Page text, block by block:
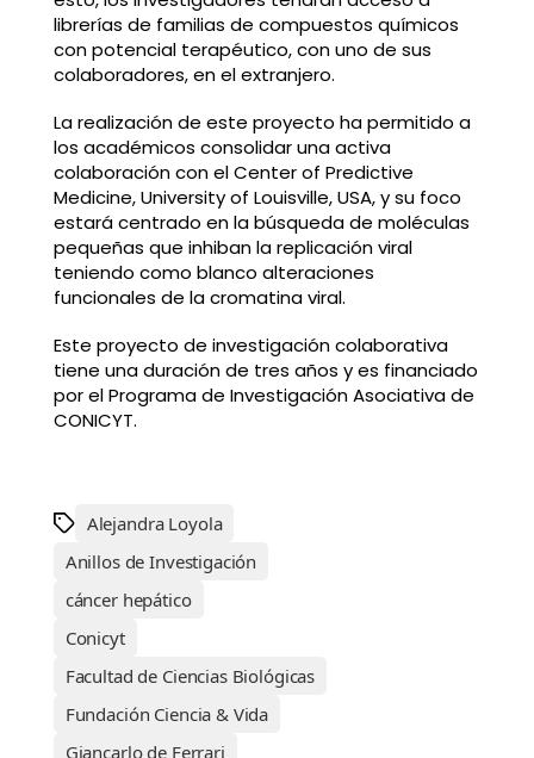
librerías de familias de compuestos químicos
con potencial terapéutico, con uno de sus
colaboradores, en el extranjero.
La realización de este proyecto ha permitido a
los académicos consolidar una activa
colaboración con el Center of Predictive
Medicine, University of Louisville, USA, y su foco
estará centrado en la búsqueda de moléculas
pequeñas que inhiban la replicación viral
teniendo como blanco alteraciones
funcionales de la cromatina viral.
Este proyecto de investigación colaborativa
tiene una duración de tres años y es financiado
por el Programa de Investigación Asociativa de
CONICYT.
Alejandra Loyola
Anillos de Investigación
cáncer hepático
Conicyt
Facultad de Ciencias Biológicas
Fundación Ciencia & Vida
Giancarlo de Ferrari